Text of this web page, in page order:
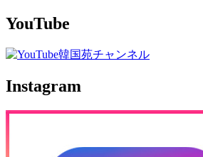
YouTube
Instagram